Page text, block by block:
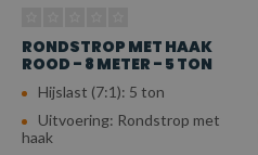
RONDSTROP MET HAAK
ROOD - 8 METER - 5 TON
Hijslast (7:1): 5 ton
Uitvoering: Rondstrop met
haak